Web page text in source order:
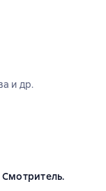
и др.
основе 12 оценок